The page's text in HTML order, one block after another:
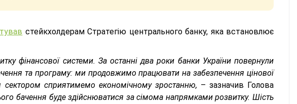
стейкхолдерам Стратегію центрального банку, яка встановлює
фінансової системи. За останні два роки банки України повернули
та програму: ми продовжимо працювати на забезпечення цінової
сектором сприятимемо економічному зростанню, – зазначив Голова
бачення буде здійснюватися за сімома напрямками розвитку. Шість